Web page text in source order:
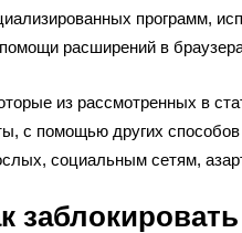
программ,
расширений в
из рассмотренных в
с помощью других
социальным сетям,